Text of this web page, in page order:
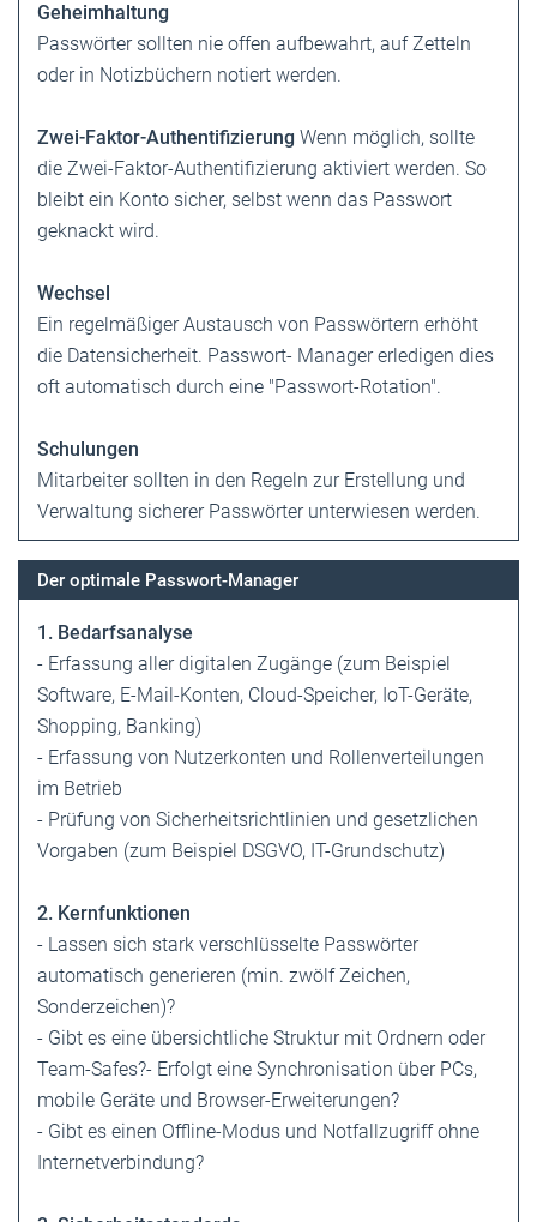
Geheimhaltung
Passwörter sollten nie offen aufbewahrt, auf Zetteln
oder in Notizbüchern notiert werden.
Zwei-Faktor-Authentifizierung Wenn möglich, sollte
die Zwei-Faktor-Authentifizierung aktiviert werden. So
bleibt ein Konto sicher, selbst wenn das Passwort
geknackt wird.
Wechsel
Ein regelmäßiger Austausch von Passwörtern erhöht
die Datensicherheit. Passwort- Manager erledigen dies
oft automatisch durch eine "Passwort-Rotation".
Schulungen
Mitarbeiter sollten in den Regeln zur Erstellung und
Verwaltung sicherer Passwörter unterwiesen werden.
Der optimale Passwort-Manager
1. Bedarfsanalyse
- Erfassung aller digitalen Zugänge (zum Beispiel
Software, E-Mail-Konten, Cloud-Speicher, IoT-Geräte,
Shopping, Banking)
- Erfassung von Nutzerkonten und Rollenverteilungen
im Betrieb
- Prüfung von Sicherheitsrichtlinien und gesetzlichen
Vorgaben (zum Beispiel DSGVO, IT-Grundschutz)
2. Kernfunktionen
- Lassen sich stark verschlüsselte Passwörter
automatisch generieren (min. zwölf Zeichen,
Sonderzeichen)?
- Gibt es eine übersichtliche Struktur mit Ordnern oder
Team-Safes?- Erfolgt eine Synchronisation über PCs,
mobile Geräte und Browser-Erweiterungen?
- Gibt es einen Offline-Modus und Notfallzugriff ohne
Internetverbindung?